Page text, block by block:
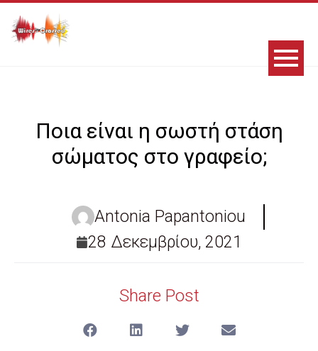
Ποια είναι η σωστή στάση
σώματος στο γραφείο;
Antonia Papantoniou
28 Δεκεμβρίου, 2021
Share Post